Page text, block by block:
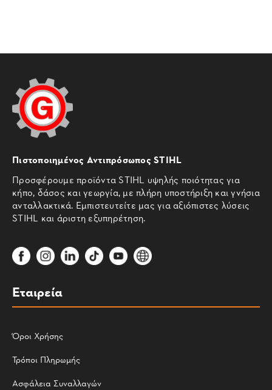
Πιστοποιημένος Αντιπρόσωπος STIHL
Προσφέρουμε προϊόντα STIHL υψηλής ποιότητας για
κήπο, δάσος και γεωργία, με πλήρη υποστήριξη και γνήσια
ανταλλακτικά. Εμπιστευτείτε μας για αξιόπιστες λύσεις
STIHL και άριστη εξυπηρέτηση.
Εταιρεία
Όροι Χρήσης
Τρόποι Πληρωμής
Ασφάλεια Συναλλαγών